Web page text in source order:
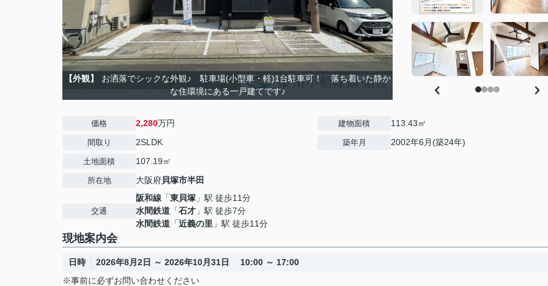
【外観】
お洒落でシックな外観♪ 駐車場(小型車・軽)1台駐車可！ 落ち着いた静か
な住環境にある一戸建てです♪
価格 2,280万円
間取り 2SLDK
土地面積 107.19㎡
所在地 大阪府貝塚市半田
交通
阪和線 「東貝塚 」駅 徒歩11分
水間鉄道 「石才 」駅 徒歩7分
水間鉄道 「近義の里 」駅 徒歩11分
建物面積 113.43㎡
築年月 2002年6月(築24年)
現地案内会
日時
2026年8月2日 ～ 2026年10月31日 10:00 ～ 17:00
※事前に必ずお問い合わせください